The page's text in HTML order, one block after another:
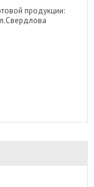
продукции: